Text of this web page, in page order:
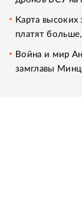
Карта высоких
платят
Война и мир
замглавы